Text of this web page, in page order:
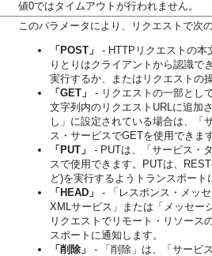
値0ではタイムアウトが行われません。
このパラメータにより、リクエストで次
「POST」
- HTTPリクエストの本
りとりはクライアントから認識で
実行するか、またはリクエストの
「GET」
- リクエストの一部とし
文字列内のリクエストURLに追加
し」に設定されている場合は、「
ス・サービスでGETを使用できま
「PUT」
- PUTは、「サービス・
スで使用できます。PUTは、
ど)を実行するようトランスポート
「HEAD」
- 「レスポンス・メッ
XMLサービス」または「メッセー
リクエストでリモート・リソース
スポートに通知します。
「削除」
- 「削除」は、「サービ